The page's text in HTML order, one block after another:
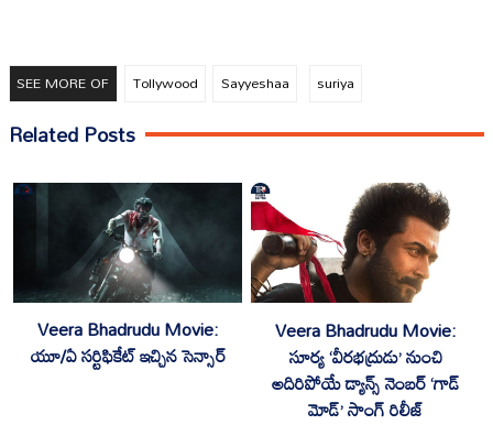
SEE MORE OF Tollywood Sayyeshaa suriya
Related Posts
Veera Bhadrudu Movie:
యూ/ఏ సర్టిఫికేట్ ఇచ్చిన సెన్సార్
Veera Bhadrudu Movie:
సూర్య ‘వీరభద్రుడు’ నుంచి
అదిరిపోయే డ్యాన్స్ నెంబర్ ‘గాడ్
మోడ్’ సాంగ్ రిలీజ్